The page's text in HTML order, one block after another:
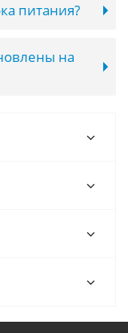
питания?
на